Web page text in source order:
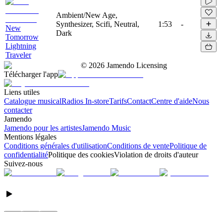
New
Tomorrow
Lightning
Traveler
Ambient/New Age,
Synthesizer, Scifi, Neutral,
Dark
1:53 -
© 2026 Jamendo Licensing
Télécharger l'app
Liens utiles
Catalogue musicalRadios In-storeTarifsContactCentre d'aideNous
contacter
Jamendo
Jamendo pour les artistesJamendo Music
Mentions légales
Conditions générales d'utilisationConditions de ventePolitique de
confidentialitéPolitique des cookiesViolation de droits d'auteur
Suivez-nous